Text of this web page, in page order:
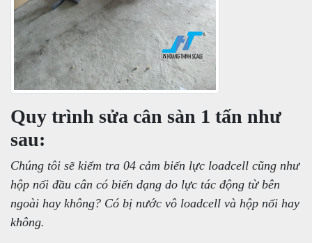
Quy trình sửa cân sàn 1 tấn như
sau:
Chúng tôi sẽ kiểm tra 04 cảm biến lực loadcell cũng như
hộp nối đầu cân có biến dạng do lực tác động từ bên
ngoài hay không? Có bị nước vô loadcell và hộp nối hay
không.